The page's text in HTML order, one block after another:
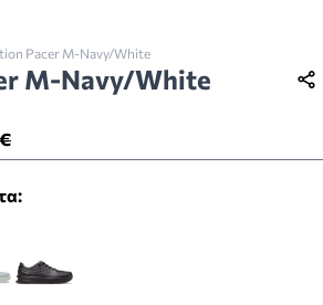
Pacer M-Navy/White
M-Navy/White